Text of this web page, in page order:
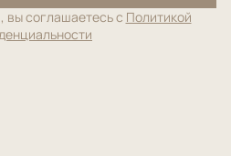
вы соглашаетесь с Политикой